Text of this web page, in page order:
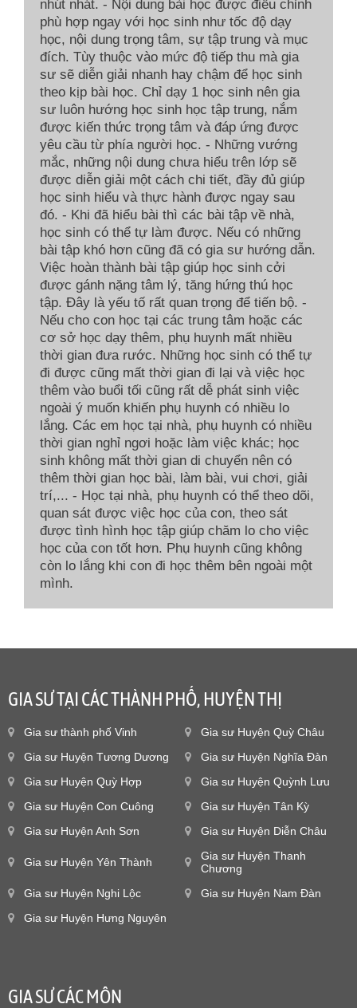
nhút nhát. - Nội dung bài học được điều chỉnh
phù hợp ngay với học sinh như tốc độ dạy
học, nội dung trọng tâm, sự tập trung và mục
đích. Tùy thuộc vào mức độ tiếp thu mà gia
sư sẽ diễn giải nhanh hay chậm để học sinh
theo kịp bài học. Chỉ dạy 1 học sinh nên gia
sư luôn hướng học sinh học tập trung, nắm
được kiến thức trọng tâm và đáp ứng được
yêu cầu từ phía người học. - Những vướng
mắc, những nội dung chưa hiểu trên lớp sẽ
được diễn giải một cách chi tiết, đầy đủ giúp
học sinh hiểu và thực hành được ngay sau
đó. - Khi đã hiểu bài thì các bài tập về nhà,
học sinh có thể tự làm được. Nếu có những
bài tập khó hơn cũng đã có gia sư hướng dẫn.
Việc hoàn thành bài tập giúp học sinh cởi
được gánh nặng tâm lý, tăng hứng thú học
tập. Đây là yếu tố rất quan trọng để tiến bộ. -
Nếu cho con học tại các trung tâm hoặc các
cơ sở học dạy thêm, phụ huynh mất nhiều
thời gian đưa rước. Những học sinh có thể tự
đi được cũng mất thời gian đi lại và việc học
thêm vào buổi tối cũng rất dễ phát sinh việc
ngoài ý muốn khiến phụ huynh có nhiều lo
lắng. Các em học tại nhà, phụ huynh có nhiều
thời gian nghỉ ngơi hoặc làm việc khác; học
sinh không mất thời gian di chuyển nên có
thêm thời gian học bài, làm bài, vui chơi, giải
trí,... - Học tại nhà, phụ huynh có thể theo dõi,
quan sát được việc học của con, theo sát
được tình hình học tập giúp chăm lo cho việc
học của con tốt hơn. Phụ huynh cũng không
còn lo lắng khi con đi học thêm bên ngoài một
mình.
GIA SƯ TẠI CÁC THÀNH PHỐ, HUYỆN THỊ
Gia sư thành phố Vinh
Gia sư Huyện Quỳ Châu
Gia sư Huyện Tương Dương
Gia sư Huyện Nghĩa Đàn
Gia sư Huyện Quỳ Hợp
Gia sư Huyện Quỳnh Lưu
Gia sư Huyện Con Cuông
Gia sư Huyện Tân Kỳ
Gia sư Huyện Anh Sơn
Gia sư Huyện Diễn Châu
Gia sư Huyện Yên Thành
Gia sư Huyện Thanh
Chương
Gia sư Huyện Nghi Lộc
Gia sư Huyện Nam Đàn
Gia sư Huyện Hưng Nguyên
GIA SƯ CÁC MÔN